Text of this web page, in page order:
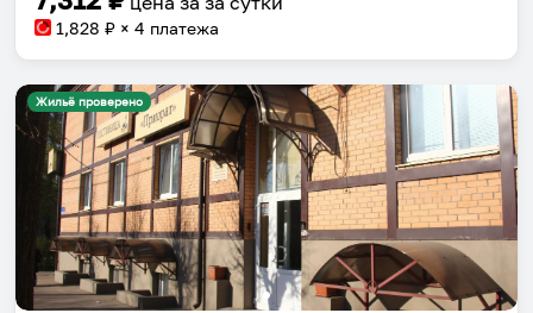
1,828 ₽ × 4 платежа
Жильё проверено